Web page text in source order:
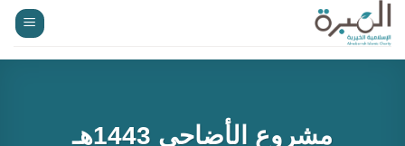
تخطي
للمحتوى
مشروع الأضاحي 1443هـ